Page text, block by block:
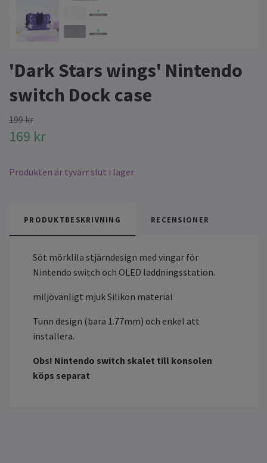
'Dark Stars wings' Nintendo
switch Dock case
199 kr
169 kr
Produkten är tyvärr slut i lager
PRODUKTBESKRIVNING RECENSIONER
Söt mörklila stjärndesign med vingar för
Nintendo switch och OLED laddningsstation.
miljövänligt mjuk Silikon material
Tunn design (bara 1.77mm) och enkel att
installera.
Obs! Nintendo switch skalet till konsolen
köps separat